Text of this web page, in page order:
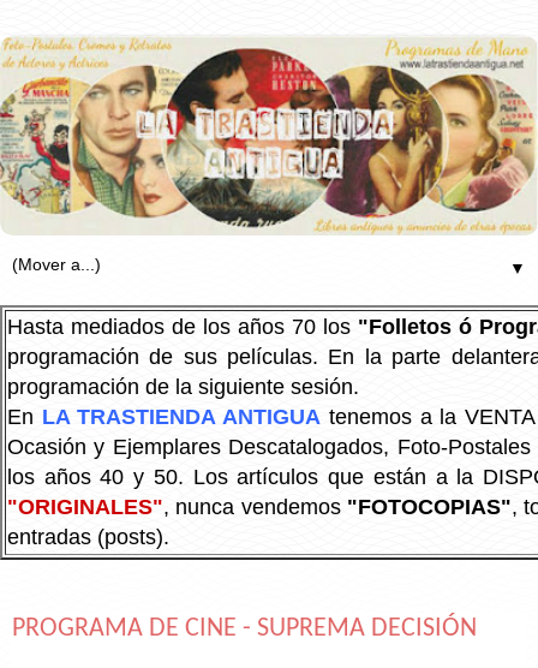
▼
Hasta mediados de los años 70 los "Folletos ó
programación de sus películas. En la parte
programación de la siguiente sesión.
En LA TRASTIENDA ANTIGUA tenemos a la
Ocasión y Ejemplares Descatalogados, Foto-
los años 40 y 50. Los artículos que están a la
"ORIGINALES", nunca vendemos "FOTOCOPIAS",
entradas (posts).
PROGRAMA DE CINE - SUPREMA DECISIÓN